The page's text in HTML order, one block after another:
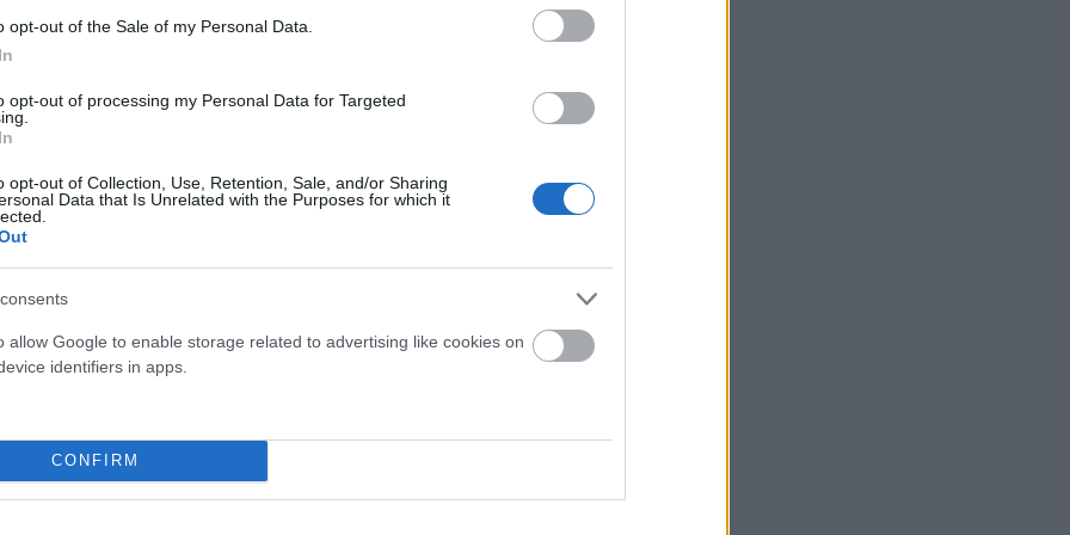
opt-out of the Sale of my Personal Data.
opt-out of processing my Personal Data for Targeted
opt-out of Collection, Use, Retention, Sale, and/or Sharing
Data that Is Unrelated with the Purposes for which it
allow Google to enable storage related to advertising like cookies on
identifiers in apps.
CONFIRM
fókuszálsz, ám ha hosszabb távon teljesen
az a panaszkodás túlzott mértékére utalhat.
bántó kifejezéseket másokra vagy magadra, az
panaszkodsz anélkül, hogy változtatnál a
felvetődhet benned a kérdés: de akkor mi
Nézzünk meg néhány jól bevált gyakorlatot: